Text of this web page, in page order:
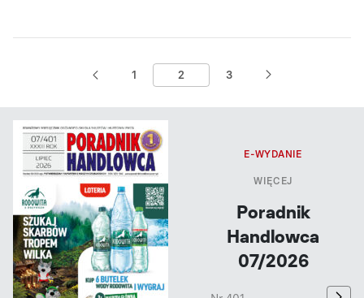
1 2 3
E-WYDANIE
WIĘCEJ
Poradnik
Handlowca
07/2026